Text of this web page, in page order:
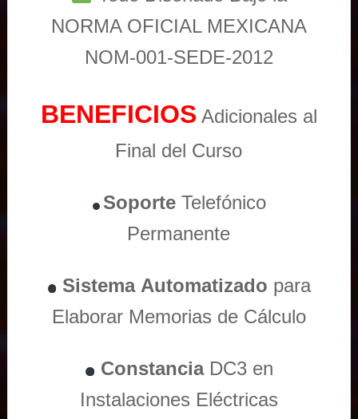
NORMA OFICIAL MEXICANA
NOM-001-SEDE-2012
BENEFICIOS Adicionales al
Final del Curso
Soporte Telefónico
Permanente
Sistema Automatizado para
Elaborar Memorias de Cálculo
ConstanciaDC3 en
Instalaciones Eléctricas